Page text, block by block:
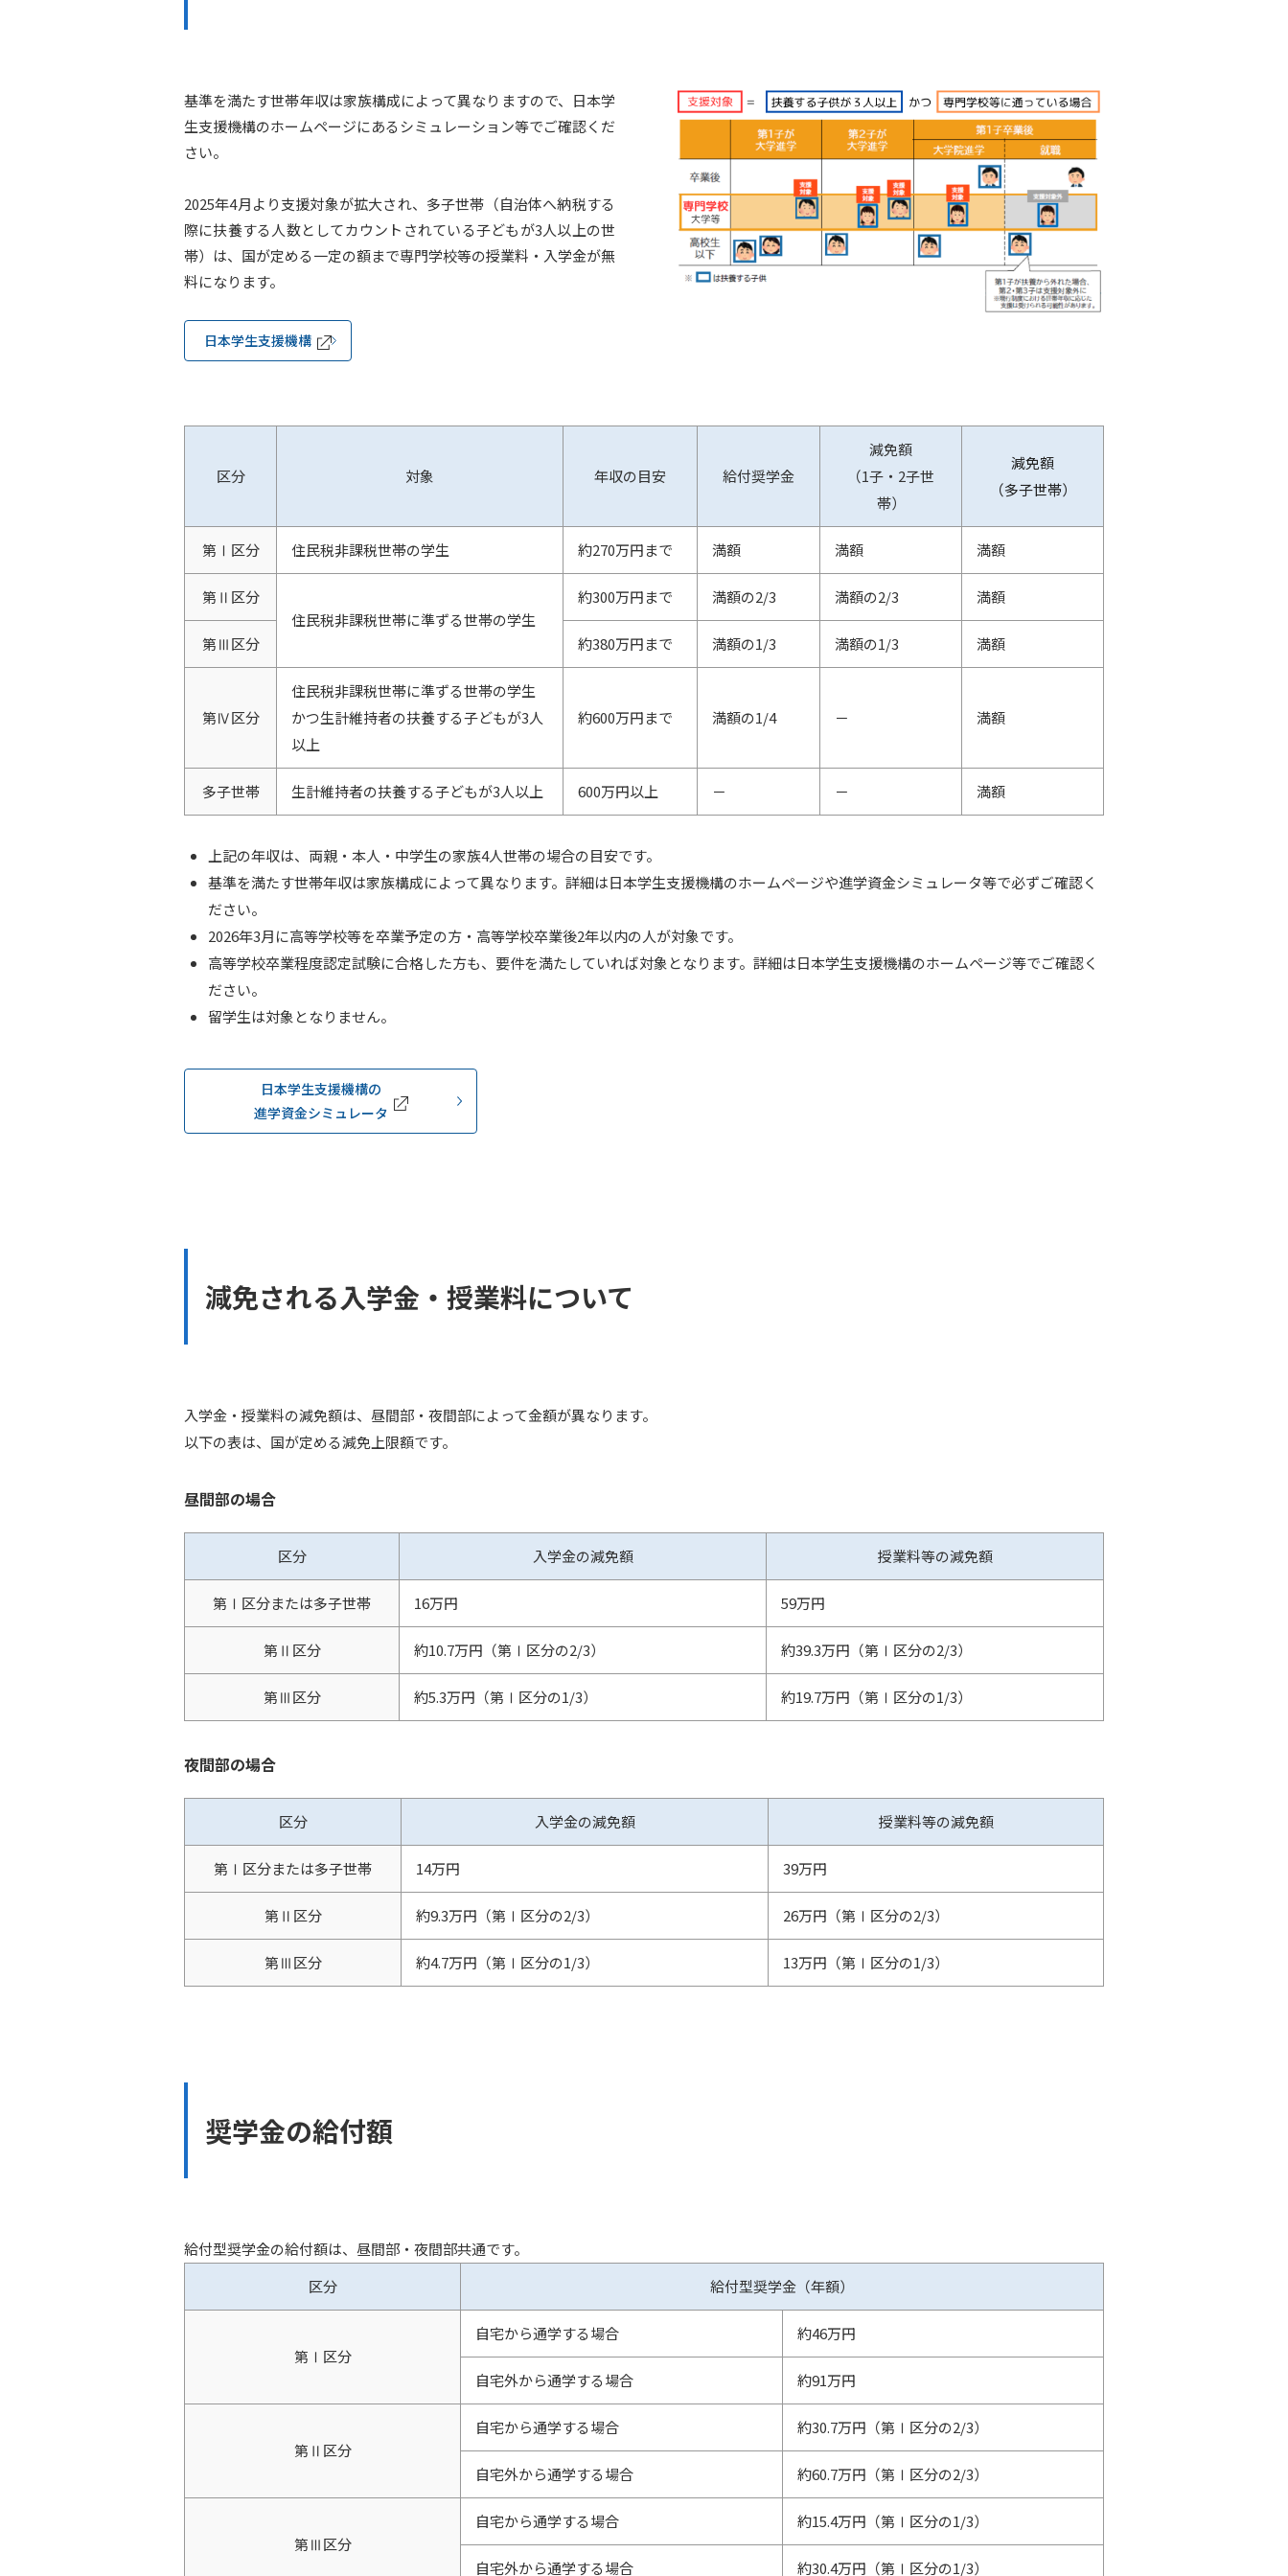
基準を満たす世帯年収は家族構成によって異なりますので、日本学
生支援機構のホームページにあるシミュレーション等でご確認くだ
さい。
2025年4月より支援対象が拡大され、多子世帯（自治体へ納税する
際に扶養する人数としてカウントされている子どもが3人以上の世
帯）は、国が定める一定の額まで専門学校等の授業料・入学金が無
料になります。
日本学生支援機構
区分 対象 年収の目安 給付奨学金
減免額
（1子・2子世
帯）
減免額
（多子世帯）
第Ⅰ区分 住民税非課税世帯の学生 約270万円まで 満額 満額 満額
第Ⅱ区分
住民税非課税世帯に準ずる世帯の学生
約300万円まで 満額の2/3 満額の2/3 満額
第Ⅲ区分 約380万円まで 満額の1/3 満額の1/3 満額
第Ⅳ区分
住民税非課税世帯に準ずる世帯の学生
かつ生計維持者の扶養する子どもが3人
以上
約600万円まで 満額の1/4 － 満額
多子世帯 生計維持者の扶養する子どもが3人以上 600万円以上 － － 満額
上記の年収は、両親・本人・中学生の家族4人世帯の場合の目安です。
基準を満たす世帯年収は家族構成によって異なります。詳細は日本学生支援機構のホームページや進学資金シミュレータ等で必ずご確認く
ださい。
2026年3月に高等学校等を卒業予定の方・高等学校卒業後2年以内の人が対象です。
高等学校卒業程度認定試験に合格した方も、要件を満たしていれば対象となります。詳細は日本学生支援機構のホームページ等でご確認く
ださい。
留学生は対象となりません。
日本学生支援機構の
進学資金シミュレータ
減免される入学金・授業料について
入学金・授業料の減免額は、昼間部・夜間部によって金額が異なります。
以下の表は、国が定める減免上限額です。
昼間部の場合
区分 入学金の減免額 授業料等の減免額
第Ⅰ区分または多子世帯 16万円 59万円
第Ⅱ区分 約10.7万円（第Ⅰ区分の2/3） 約39.3万円（第Ⅰ区分の2/3）
第Ⅲ区分 約5.3万円（第Ⅰ区分の1/3） 約19.7万円（第Ⅰ区分の1/3）
夜間部の場合
区分 入学金の減免額 授業料等の減免額
第Ⅰ区分または多子世帯 14万円 39万円
第Ⅱ区分 約9.3万円（第Ⅰ区分の2/3） 26万円（第Ⅰ区分の2/3）
第Ⅲ区分 約4.7万円（第Ⅰ区分の1/3） 13万円（第Ⅰ区分の1/3）
奨学金の給付額
給付型奨学金の給付額は、昼間部・夜間部共通です。
区分
給付型奨学金（年額）
第Ⅰ区分
自宅から通学する場合 約46万円
自宅外から通学する場合 約91万円
第Ⅱ区分
自宅から通学する場合 約30.7万円（第Ⅰ区分の2/3）
自宅外から通学する場合 約60.7万円（第Ⅰ区分の2/3）
第Ⅲ区分
自宅から通学する場合 約15.4万円（第Ⅰ区分の1/3）
自宅外から通学する場合 約30.4万円（第Ⅰ区分の1/3）